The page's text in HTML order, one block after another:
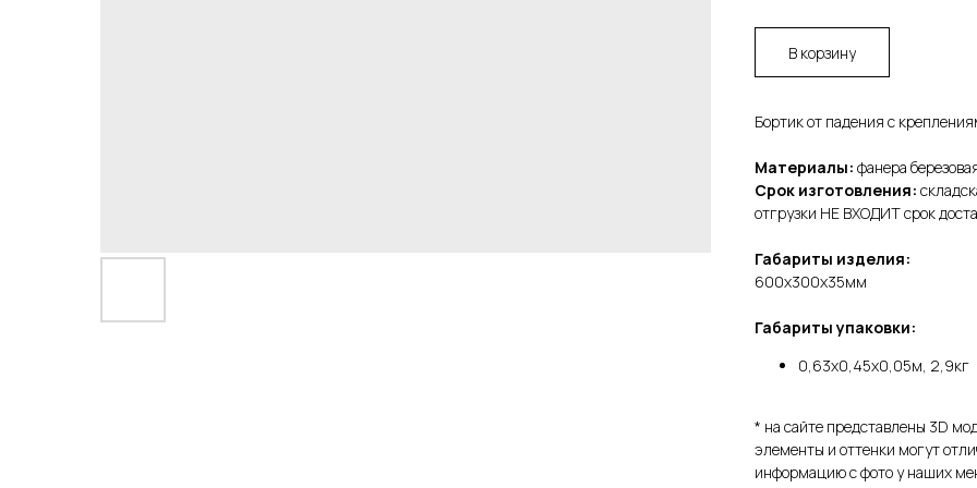
В корзину
Бортик от падения с
Материалы: фанера
Срок изготовления:
отгрузки НЕ ВХОДИТ срок
Габариты изделия:
600х300х35мм
Габариты упаковки:
0,63х0,45х0,05м, 2,9кг
* на сайте представлены 3D
элементы и оттенки могут
информацию с фото у наших